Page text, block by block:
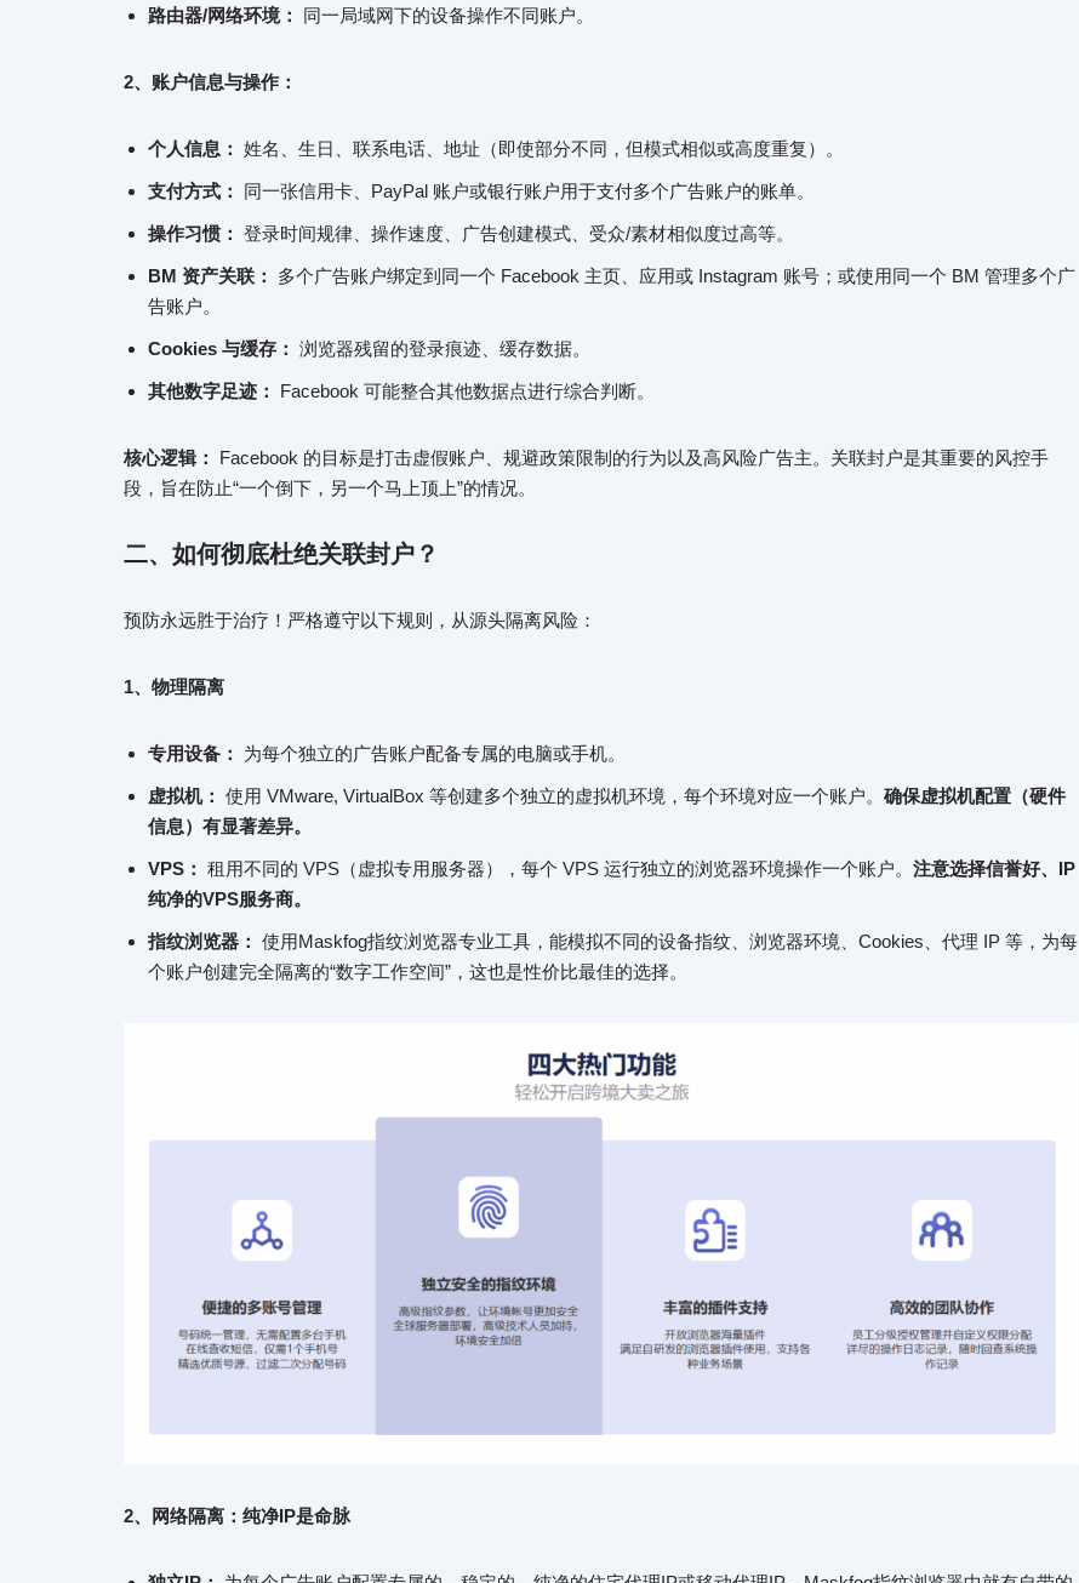
路由器/网络环境： 同一局域网下的设备操作不同账户。
2、账户信息与操作：
个人信息： 姓名、生日、联系电话、地址（即使部分不同，但模式相似或高度重复）。
支付方式： 同一张信用卡、PayPal 账户或银行账户用于支付多个广告账户的账单。
操作习惯： 登录时间规律、操作速度、广告创建模式、受众/素材相似度过高等。
BM 资产关联：
多个广告账户绑定到同一个 Facebook 主页、应用或 Instagram 账号；或使用同一个 BM 管理多个广
告账户。
Cookies 与缓存： 浏览器残留的登录痕迹、缓存数据。
其他数字足迹： Facebook 可能整合其他数据点进行综合判断。
核心逻辑：
Facebook 的目标是打击虚假账户、规避政策限制的行为以及高风险广告主。关联封户是其重要的风控手
段，旨在防止“一个倒下，另一个马上顶上”的情况。
二、如何彻底杜绝关联封户？
预防永远胜于治疗！严格遵守以下规则，从源头隔离风险：
1、物理隔离
专用设备： 为每个独立的广告账户配备专属的电脑或手机。
虚拟机： 使用 VMware, VirtualBox 等创建多个独立的虚拟机环境，每个环境对应一个账户。 确保虚拟机配置（硬件
信息）有显著差异。
VPS： 租用不同的 VPS（虚拟专用服务器），每个 VPS 运行独立的浏览器环境操作一个账户。 注意选择信誉好、IP
纯净的VPS服务商。
指纹浏览器： 使用Maskfog指纹浏览器专业工具，能模拟不同的设备指纹、浏览器环境、Cookies、代理 IP 等，为每
个账户创建完全隔离的“数字工作空间”，这也是性价比最佳的选择。
2、网络隔离：纯净IP是命脉